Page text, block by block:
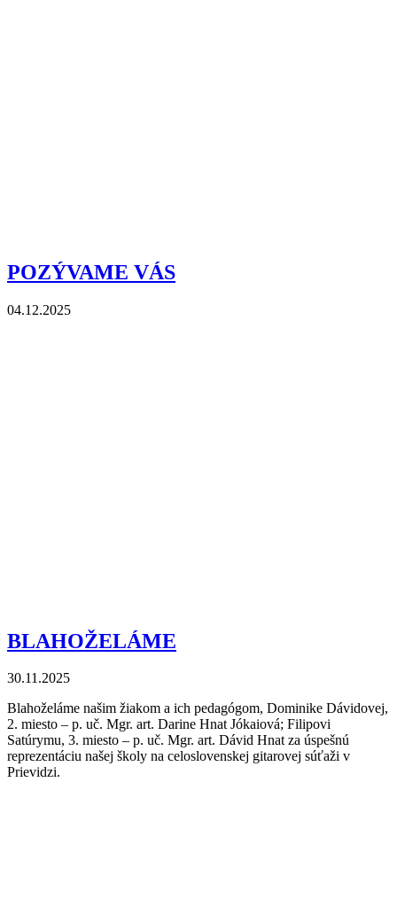
POZÝVAME VÁS
04.12.2025
BLAHOŽELÁME
30.11.2025
Blahoželáme našim žiakom a ich pedagógom, Dominike Dávidovej,
2. miesto – p. uč. Mgr. art. Darine Hnat Jókaiová; Filipovi
Satúrymu, 3. miesto – p. uč. Mgr. art. Dávid Hnat za úspešnú
reprezentáciu našej školy na celoslovenskej gitarovej súťaži v
Prievidzi.